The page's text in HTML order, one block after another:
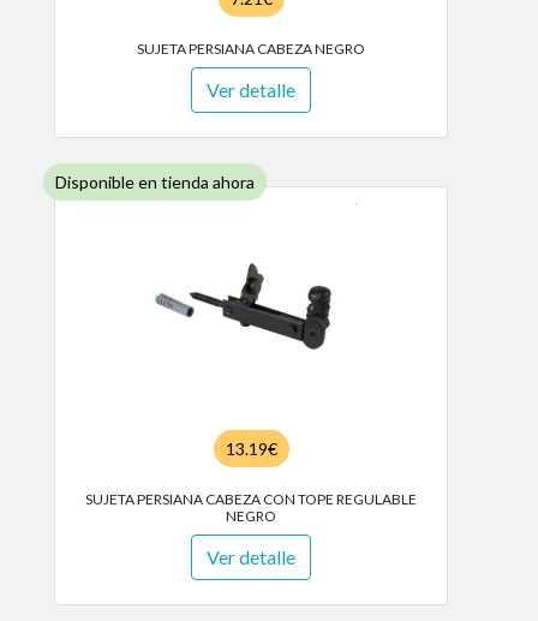
SUJETA PERSIANA CABEZA NEGRO
Ver detalle
Disponible en tienda ahora
13.19€
SUJETA PERSIANA CABEZA CON TOPE REGULABLE
NEGRO
Ver detalle